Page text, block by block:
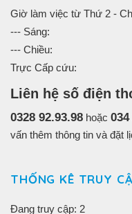
Giờ làm việc từ Thứ 2 -
--- Sáng:
--- Chiều:
Trực Cấp cứu:
Liên hệ số điện
0328 92.93.98 hoặc 034
vấn thêm thông tin và đặt
THỐNG KÊ TRUY
Đang truy cập: 2